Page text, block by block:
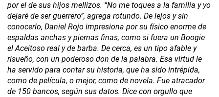
por el de sus hijos mellizos. “No me toques a la familia y yo
dejaré de ser guerrero”, agrega rotundo. De lejos y sin
conocerlo, Daniel Rojo impresiona por su físico enorme de
espaldas anchas y piernas finas, como si fuera un Boogie
el Aceitoso real y de barba. De cerca, es un tipo afable y
risueño, con un poderoso don de la palabra. Esa virtud le
ha servido para contar su historia, que ha sido intrépida,
como de película, o mejor, como de novela. Fue atracador
de 150 bancos, según sus datos. Dice con orgullo que